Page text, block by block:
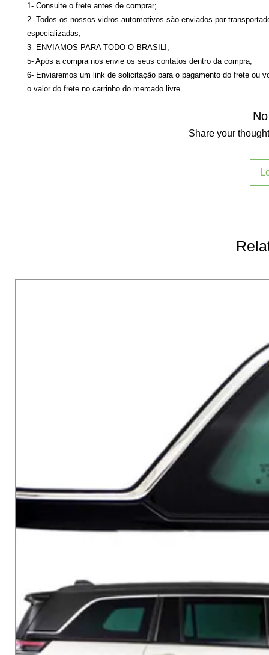
1- Consulte o frete antes de comprar;
2- Todos os nossos vidros automotivos são enviados por
especializadas;
3- ENVIAMOS PARA TODO O BRASIL!;
5- Após a compra nos envie os seus contatos dentro da compra;
6- Enviaremos um link de solicitação para o pagamento do frete ou
o valor do frete no carrinho do mercado livre
Share your